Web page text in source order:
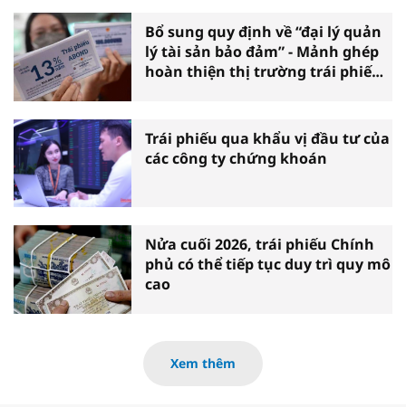
Bổ sung quy định về “đại lý quản
lý tài sản bảo đảm” - Mảnh ghép
hoàn thiện thị trường trái phiếu
Trái phiếu qua khẩu vị đầu tư của
các công ty chứng khoán
Nửa cuối 2026, trái phiếu Chính
phủ có thể tiếp tục duy trì quy mô
cao
Xem thêm